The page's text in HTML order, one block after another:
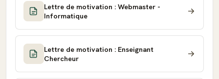
Lettre de motivation : Webmaster -
Informatique
Lettre de motivation : Enseignant
Chercheur